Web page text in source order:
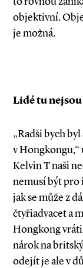
objektivní.
je možná.
Lidé tu
„Radši bych
v
Kelvin T naši
nemusí být pro
jak se může z
čtyřiadvacet a
Hongkong
nárok na
odejít je ale v